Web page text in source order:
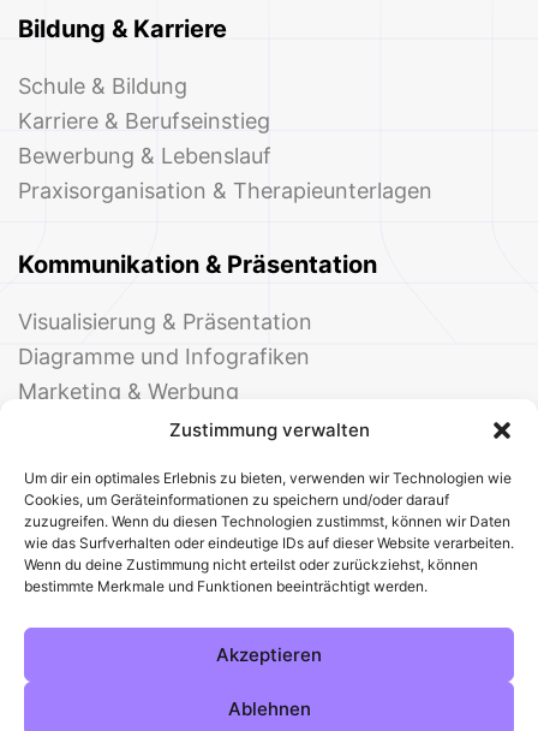
Zustimmung verwalten
Um dir ein optimales Erlebnis zu bieten, verwenden wir Technologien wie
Cookies, um Geräteinformationen zu speichern und/oder darauf
zuzugreifen. Wenn du diesen Technologien zustimmst, können wir Daten
wie das Surfverhalten oder eindeutige IDs auf dieser Website verarbeiten.
Wenn du deine Zustimmung nicht erteilst oder zurückziehst, können
bestimmte Merkmale und Funktionen beeinträchtigt werden.
Akzeptieren
Ablehnen
Bildung & Karriere
Schule & Bildung
Karriere & Berufseinstieg
Bewerbung & Lebenslauf
Praxisorganisation & Therapieunterlagen
Kommunikation & Präsentation
Visualisierung & Präsentation
Diagramme und Infografiken
Marketing & Werbung
Events & Einladungen
© 2025 Deine Welt der Office-Vorlagen
Alle VorlagenÜber unsKontakt
DatenschutzCookies